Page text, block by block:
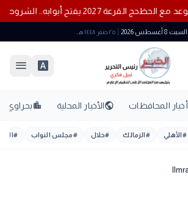
حج القرعة 2027 يفتح أبوابه.. الشروط والأوراق وموعد التقديم
السبت 8 أغسطس 2026 ٢٥ صفر ١٤٤٨ هـ
font_download
menu
أخبار المحافظات publicالأخبار المحلية location_cityبحراوي
#الأهلي #الزمالك #خلال #مجلس النواب #